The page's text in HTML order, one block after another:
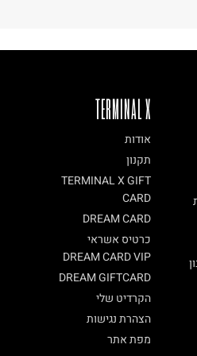
TERMINAL X
אודות
תקנון
TERMINAL X GIFT
CARD
DREAM CARD
כרטיס אשראי
DREAM CARD VIP
DREAM GIFTCARD
הקרדיט שלי
הצהרת נגישות
מפת אתר